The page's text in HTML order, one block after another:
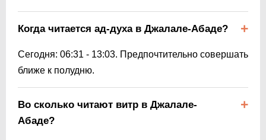
Когда читается ад-духа в Джалале-Абаде?
Сегодня: 06:31 - 13:03. Предпочтительно совершать
ближе к полудню.
Во сколько читают витр в Джалале-
Абаде?